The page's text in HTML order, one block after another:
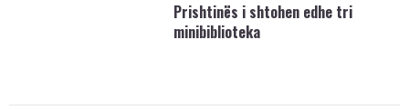
Prishtinës i shtohen edhe tri
minibiblioteka